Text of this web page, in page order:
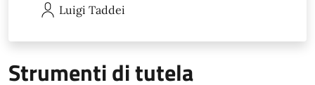
Luigi Taddei
Strumenti di tutela